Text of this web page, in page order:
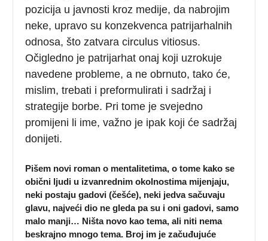
pozicija u javnosti kroz medije, da nabrojim
neke, upravo su konzekvenca patrijarhalnih
odnosa, što zatvara circulus vitiosus.
Očigledno je patrijarhat onaj koji uzrokuje
navedene probleme, a ne obrnuto, tako će,
mislim, trebati i preformulirati i sadržaj i
strategije borbe. Pri tome je svejedno
promijeni li ime, važno je ipak koji će sadržaj
donijeti.
Pišem novi roman o mentalitetima, o tome kako se
obični ljudi u izvanrednim okolnostima mijenjaju,
neki postaju gadovi (češće), neki jedva sačuvaju
glavu, najveći dio ne gleda pa su i oni gadovi, samo
malo manji… Ništa novo kao tema, ali niti nema
beskrajno mnogo tema. Broj im je začuđujuće